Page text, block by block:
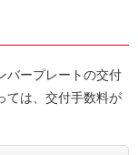
バープレートの交付
ては、交付手数料が